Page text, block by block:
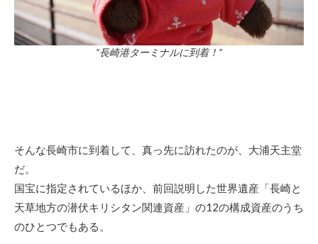
“長崎港ターミナルに到着！”
そんな長崎市に到着して、真っ先に訪れたのが、大浦天主堂
だ。
国宝に指定されているほか、前回説明した世界遺産「長崎と
天草地方の潜伏キリシタン関連資産」の12の構成資産のうち
のひとつでもある。